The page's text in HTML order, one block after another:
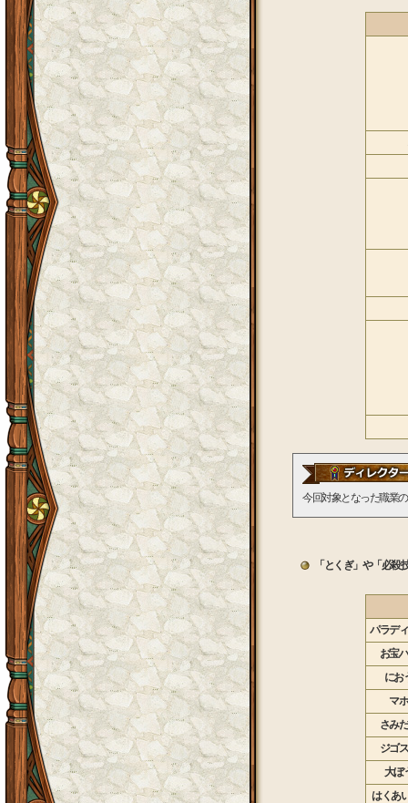
今回対象となった職業
「とくぎ」や「必
パラデ
お宝
にお
マ
さみ
ジゴ
大ぼ
はくあ